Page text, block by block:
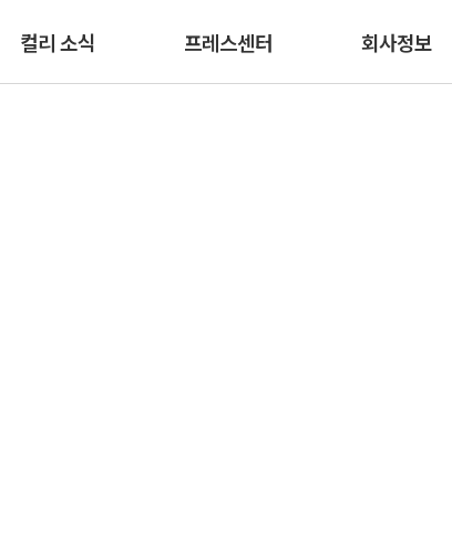
컬리 소식 프레스센터 회사정보